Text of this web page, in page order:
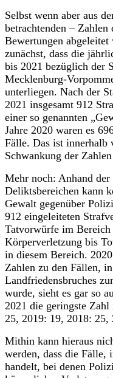
Selbst wenn aber aus
betrachtenden –
Bewertungen
zunächst, dass die
bis 2021 bezüglich der
Mecklenburg-
unterliegen. Nach der
2021 insgesamt 912
einer so genannten
Jahre 2020 waren es
Fälle. Das ist innerhalb
Schwankung der
Mehr noch: Anhand
Deliktsbereichen kann
Gewalt gegenüber
912 eingeleiteten
Tatvorwürfe im
Körperverletzung bis
in diesem Bereich.
Zahlen zu den Fällen,
Landfriedensbruches
wurde, sieht es gar so
2021 die geringste
25, 2019: 19, 2018:
Mithin kann hieraus
werden, dass die Fälle,
handelt, bei denen